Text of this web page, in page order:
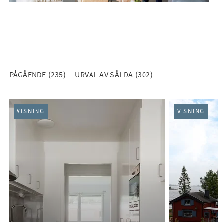
PÅGÅENDE (235) URVAL AV SÅLDA (302)
PÅGÅENDE (235)
VISNING VISNING